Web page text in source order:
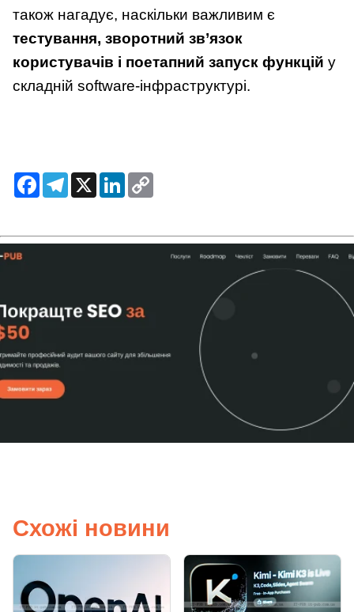
також нагадує, наскільки важливим є
тестування, зворотний зв’язок
користувачів і поетапний запуск функцій у
складній software-інфраструктурі.
FacebookTelegram
X LinkedIn
Схожі новини